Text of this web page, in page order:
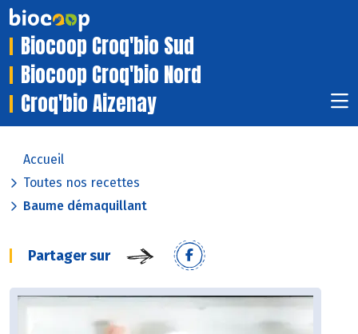
Biocoop Croq'bio Sud
Biocoop Croq'bio Nord
Croq'bio Aizenay
Accueil
Toutes nos recettes
Baume démaquillant
Partager sur